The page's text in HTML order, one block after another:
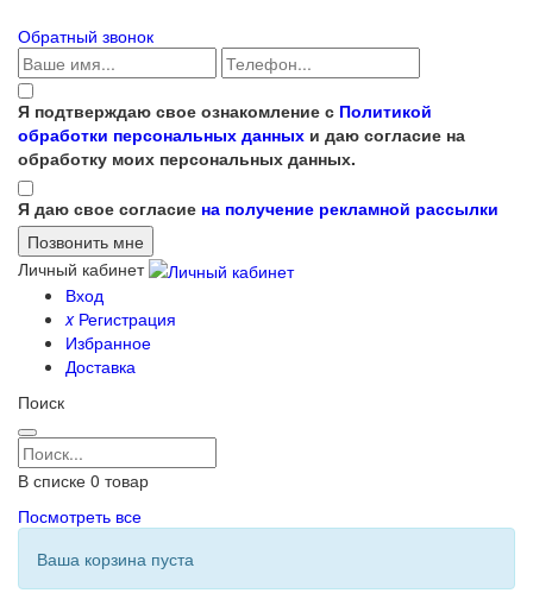
Обратный звонок
Я подтверждаю свое ознакомление с Политикой
обработки персональных данных и даю согласие на
обработку моих персональных данных.
Я даю свое согласие на получение рекламной рассылки
Личный кабинет
Вход
xРегистрация
Избранное
Доставка
Поиск
В списке 0 товар
Посмотреть все
Ваша корзина пуста